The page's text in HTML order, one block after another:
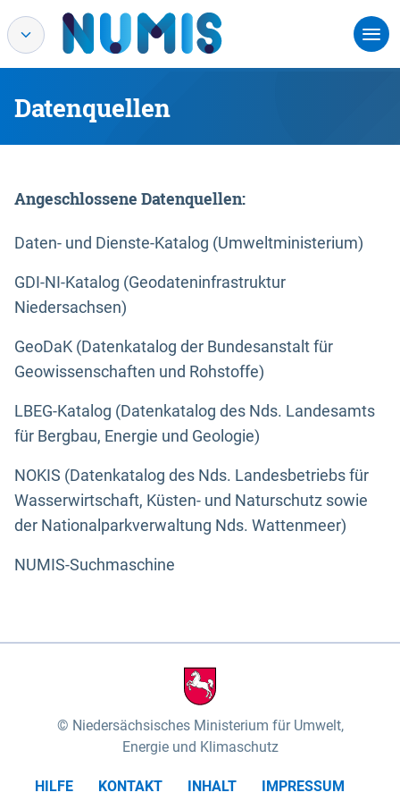
Datenquellen
Angeschlossene Datenquellen:
Daten- und Dienste-Katalog (Umweltministerium)
GDI-NI-Katalog (Geodateninfrastruktur
Niedersachsen)
GeoDaK (Datenkatalog der Bundesanstalt für
Geowissenschaften und Rohstoffe)
LBEG-Katalog (Datenkatalog des Nds. Landesamts
für Bergbau, Energie und Geologie)
NOKIS (Datenkatalog des Nds. Landesbetriebs für
Wasserwirtschaft, Küsten- und Naturschutz sowie
der Nationalparkverwaltung Nds. Wattenmeer)
NUMIS-Suchmaschine
Niedersächsisches Ministerium für Umwelt,
Energie und Klimaschutz
HILFE KONTAKT INHALT
IMPRESSUM